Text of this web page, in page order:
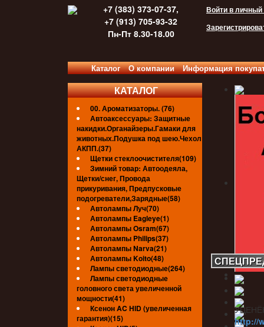
+7 (383) 373-07-37,
+7 (913) 705-93-32
Пн-Пт 8.30-18.00
Войти в личный
Каталог О компании Информация
КАТАЛОГ
00. Ароматизаторы. (76)
Автоаксессуары: Защитные
накидки.Органайзеры.Гамаки для
животных.Подушка под шею.Чехол
АКПП.(37)
Щетки стеклоочистителя(109)
Зимний товар: Автоодеяла,
Щетки/снег, Провода
прикуривания, Предпусковые
подогреватели,Зарядные(58)
Автолампы Луч(70)
Автолампы Eagleye(1)
Автолампы Osram(67)
Автолампы Philips(37)
Автолампы Narva(21)
Автолампы Koito(48)
Лампы светодиодные(264)
Лампы светодиодные
головного света увеличенной
мощности(41)
Ксенон AC HID (увеличенная
гарантия)(15)
http://